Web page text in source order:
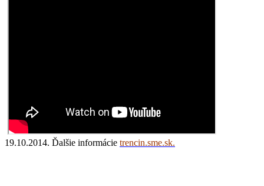
19.10.2014. Ďalšie informácie trencin.sme.sk.